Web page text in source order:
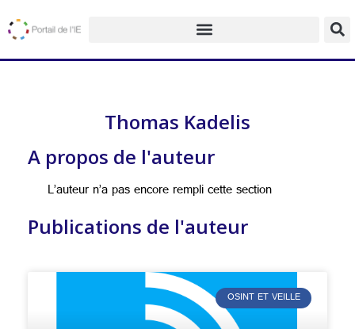
Thomas Kadelis
A propos de l'auteur
L’auteur n’a pas encore rempli cette section
Publications de l'auteur
OSINT ET VEILLE